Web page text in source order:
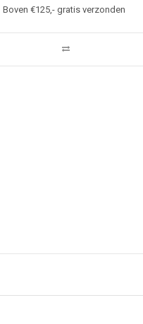
Boven €125,- gratis verzonden